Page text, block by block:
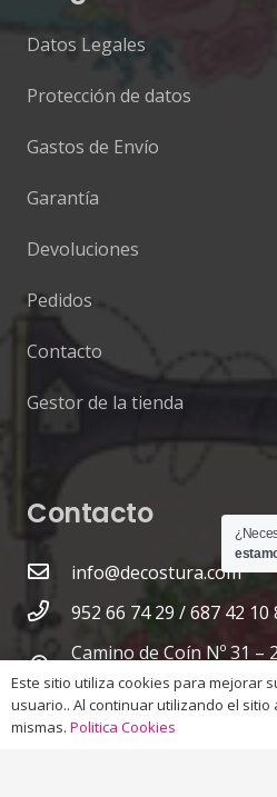
Datos Legales
Protección de datos
Gastos de Envío
Garantía
Devoluciones
Pedidos
Contacto
Gestor de la tienda
Contacto
info@decostura.com
952 66 74 29 / 687 42 10
Camino de Coín Nº 31 –
Málaga
Este sitio utiliza cookies para mejorar
usuario.. Al continuar utilizando el sitio
mismas. Politica Cookies